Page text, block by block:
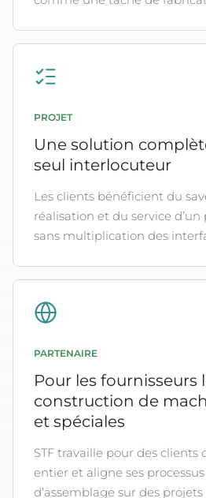
PROJET
Une solution
seul interlocuteur
Les clients bénéficient du
réalisation et du service
sans multiplication des
PARTENAIRE
Pour les fournisseurs
construction de
et spéciales
STF travaille pour des clients
entier et aligne ses
d’assemblage sur des